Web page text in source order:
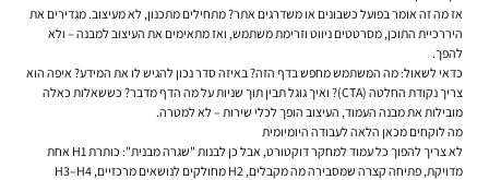
אז מה זה אומר בפועל כשבונים או משדרגים אתר? מתחילים מתכנון, לא מעיצוב. מגדירים את
היררכיית התוכן, מסרטטים ניווט וזרימת משתמש, ואז מתאימים את העיצוב למבנה – ולא
להפך.
כדאי לשאול: מה המשתמש מחפש בדף הזה? באיזה סדר נכון להגיש לו את המידע? איפה הוא
צריך נקודת החלטה (CTA)? ואיך גוגל תבין תוך שניות על מה הדף מדבר? כששאלות כאלה
מובילות את מבנה העמוד, העיצוב הופך לכלי שירות – לא למטרה.
מה לוקחים מכאן הלאה לעבודה היומיומית
לא צריך להפוך כל עמוד למחקר דוקטורט, אבל כן לבנות "שגרה מבנית": כותרת H1 אחת
מדויקת, פתיחה קצרה שמסבירה מה מקבלים, H2 מחולקים לנושאים מרכזיים, H3–H4